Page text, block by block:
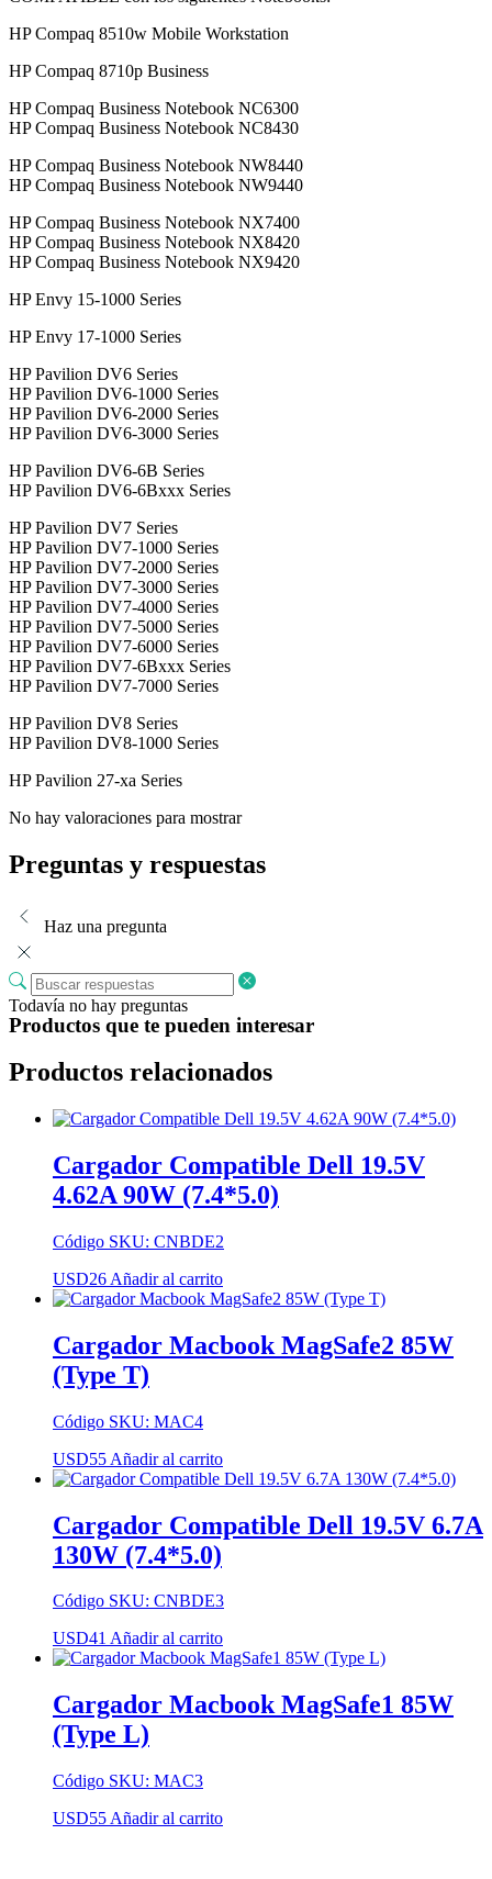
HP Compaq 8510w Mobile Workstation
HP Compaq 8710p Business
HP Compaq Business Notebook NC6300
HP Compaq Business Notebook NC8430
HP Compaq Business Notebook NW8440
HP Compaq Business Notebook NW9440
HP Compaq Business Notebook NX7400
HP Compaq Business Notebook NX8420
HP Compaq Business Notebook NX9420
HP Envy 15-1000 Series
HP Envy 17-1000 Series
HP Pavilion DV6 Series
HP Pavilion DV6-1000 Series
HP Pavilion DV6-2000 Series
HP Pavilion DV6-3000 Series
HP Pavilion DV6-6B Series
HP Pavilion DV6-6Bxxx Series
HP Pavilion DV7 Series
HP Pavilion DV7-1000 Series
HP Pavilion DV7-2000 Series
HP Pavilion DV7-3000 Series
HP Pavilion DV7-4000 Series
HP Pavilion DV7-5000 Series
HP Pavilion DV7-6000 Series
HP Pavilion DV7-6Bxxx Series
HP Pavilion DV7-7000 Series
HP Pavilion DV8 Series
HP Pavilion DV8-1000 Series
HP Pavilion 27-xa Series
No hay valoraciones para mostrar
Preguntas y respuestas
Haz una pregunta
Todavía no hay preguntas
Productos que te pueden interesar
Productos relacionados
Cargador Compatible Dell 19.5V
4.62A 90W (7.4*5.0)
Código SKU: CNBDE2
USD26 Añadir al carrito
Cargador Macbook MagSafe2 85W
(Type T)
Código SKU: MAC4
USD55 Añadir al carrito
Cargador Compatible Dell 19.5V 6.7A
130W (7.4*5.0)
Código SKU: CNBDE3
USD41 Añadir al carrito
Cargador Macbook MagSafe1 85W
(Type L)
Código SKU: MAC3
USD55 Añadir al carrito